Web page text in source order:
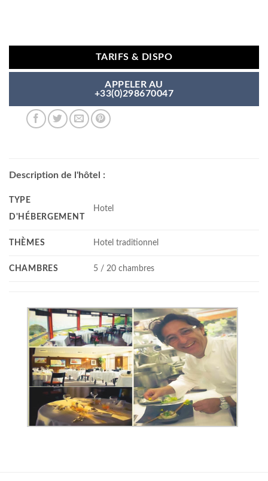
TARIFS & DISPO
APPELER AU
+33(0)298670047
Description de l'hôtel :
TYPE
D'HÉBERGEMENT
Hotel
THÈMES Hotel traditionnel
CHAMBRES 5 / 20 chambres